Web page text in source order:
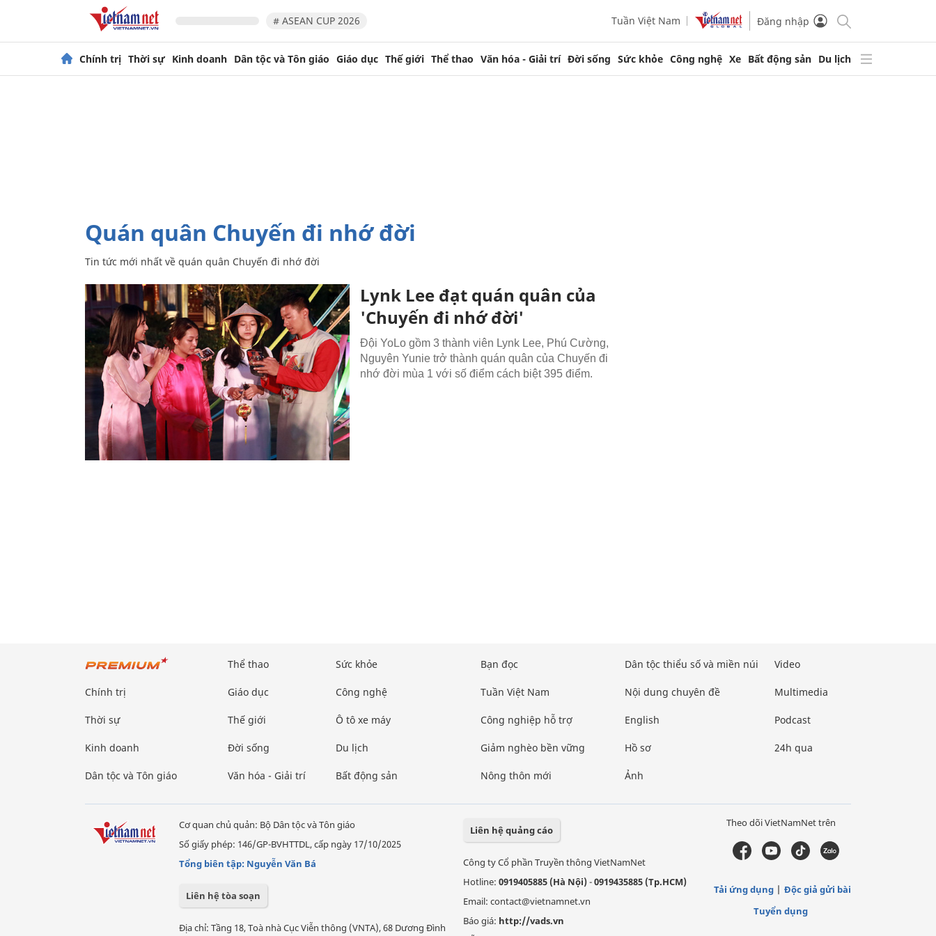
# ASEAN CUP 2026 Tuần Việt Nam Đăng nhập
Chính trị Thời sự Kinh doanh Dân tộc và Tôn giáo Giáo dục Thế giới Thể thao Văn hóa - Giải trí Đời sống Sức khỏe Công nghệ Xe Bất động sản Du lịch
quán quân Chuyến đi nhớ đời
Tin tức mới nhất về quán quân Chuyến đi nhớ đời
Lynk Lee đạt quán quân của
'Chuyến đi nhớ đời'
Đội YoLo gồm 3 thành viên Lynk Lee, Phú Cường,
Nguyên Yunie trở thành quán quân của Chuyến đi
nhớ đời mùa 1 với số điểm cách biệt 395 điểm.
Chính trị
Thời sự
Kinh doanh
Dân tộc và Tôn giáo
Thể thao
Giáo dục
Thế giới
Đời sống
Văn hóa - Giải trí
Sức khỏe
Công nghệ
Ô tô xe máy
Du lịch
Bất động sản
Bạn đọc
Tuần Việt Nam
Công nghiệp hỗ trợ
Giảm nghèo bền vững
Nông thôn mới
Dân tộc thiểu số và miền núi
Nội dung chuyên đề
English
Hồ sơ
Ảnh
Video
Multimedia
Podcast
24h qua
Cơ quan chủ quản: Bộ Dân tộc và Tôn giáo
Số giấy phép: 146/GP-BVHTTDL, cấp ngày 17/10/2025
Tổng biên tập: Nguyễn Văn Bá
Liên hệ tòa soạn
Địa chỉ: Tầng 18, Toà nhà Cục Viễn thông (VNTA), 68 Dương Đình
Liên hệ quảng cáo
Công ty Cổ phần Truyền thông VietNamNet
Hotline: 0919405885 (Hà Nội)-0919435885 (Tp.HCM)
Email: contact@vietnamnet.vn
Báo giá: http://vads.vn
Theo dõi VietNamNet trên
Tải ứng dụng
Độc giả gửi bài
Tuyển dụng